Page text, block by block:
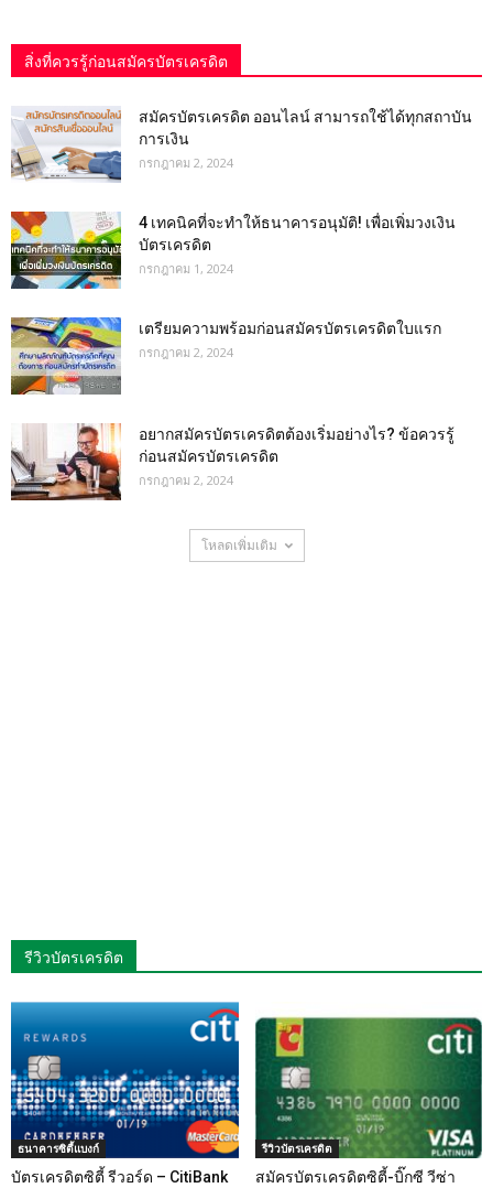
สิ่งที่ควรรู้ก่อนสมัครบัตรเครดิต
สมัครบัตรเครดิต ออนไลน์ สามารถใช้ได้ทุกสถาบัน
การเงิน
กรกฎาคม 2, 2024
4 เทคนิคที่จะทำให้ธนาคารอนุมัติ! เพื่อเพิ่มวงเงิน
บัตรเครดิต
กรกฎาคม 1, 2024
เตรียมความพร้อมก่อนสมัครบัตรเครดิตใบแรก
กรกฎาคม 2, 2024
อยากสมัครบัตรเครดิตต้องเริ่มอย่างไร? ข้อควรรู้
ก่อนสมัครบัตรเครดิต
กรกฎาคม 2, 2024
โหลดเพิ่มเติม
รีวิวบัตรเครดิต
ธนาคารซิตี้แบงก์
บัตรเครดิตซิตี้ รีวอร์ด – CitiBank
รีวิวบัตรเครดิต
สมัครบัตรเครดิตซิตี้-บิ๊กซี วีซ่า